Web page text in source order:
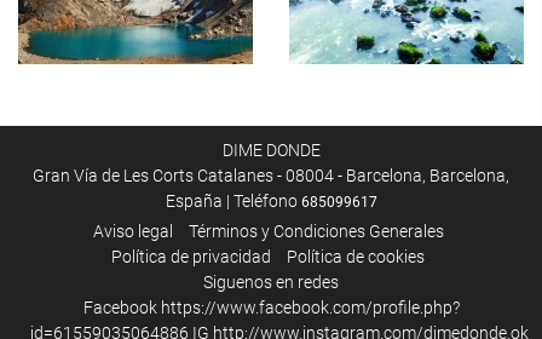
DIME DONDE
Gran Vía de Les Corts Catalanes - 08004 - Barcelona, Barcelona,
España | Teléfono 685099617
Aviso legal
Términos y Condiciones Generales
Política de privacidad
Política de cookies
Siguenos en redes
Facebook https://www.facebook.com/profile.php?
id=61559035064886 IG http://www.instagram.com/dimedonde.ok